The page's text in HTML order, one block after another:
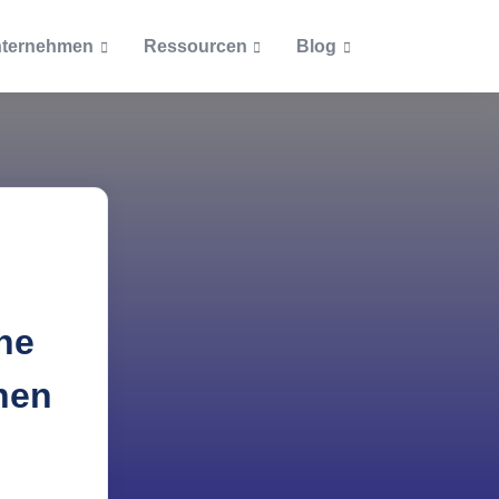
Ressourcen Blog